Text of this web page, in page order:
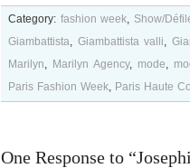
Category: fashion week, Show/
Giambattista, Giambattista valli,
Marilyn, Marilyn Agency, mode,
Paris Fashion Week, Paris Haute
One Response to